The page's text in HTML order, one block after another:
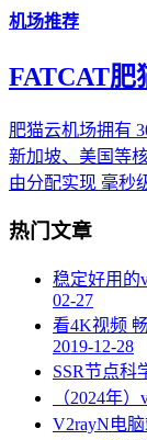
机场推荐
FATCAT肥
肥猫云机场拥有
新加坡、美国等
由分配实现 毫秒
热门文章
稳定好用的
02-27
看4K视频
2019-12-28
SSR节点科
（2024年
V2rayN电